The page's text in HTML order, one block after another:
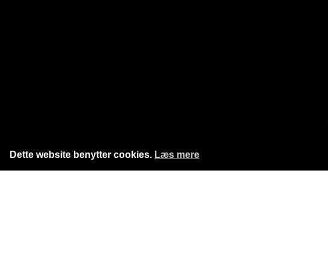
Dette website benytter cookies. Læs mere